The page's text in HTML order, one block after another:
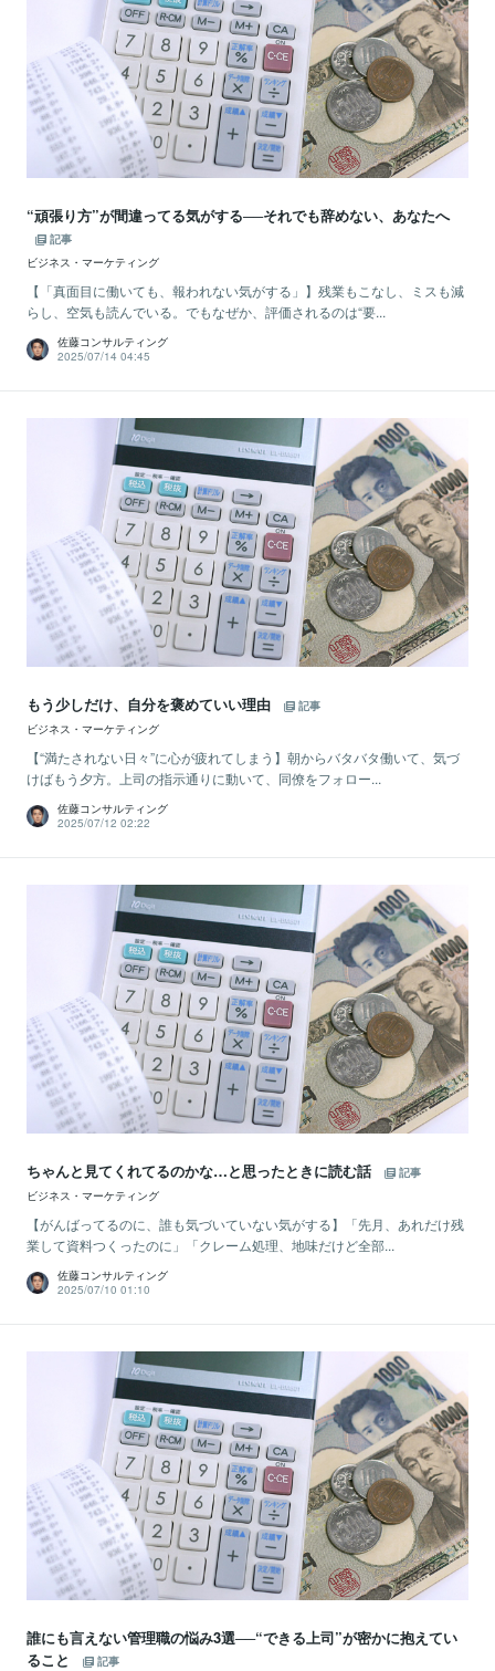
“頑張り方”が間違ってる気がする──それでも辞めない、あなたへ
記事
ビジネス・マーケティング
【「真面目に働いても、報われない気がする」】残業もこなし、ミスも減
らし、空気も読んでいる。でもなぜか、評価されるのは“要...
佐藤コンサルティング
2025/07/14 04:45
もう少しだけ、自分を褒めていい理由
記事
ビジネス・マーケティング
【“満たされない日々”に心が疲れてしまう】朝からバタバタ働いて、気づ
けばもう夕方。上司の指示通りに動いて、同僚をフォロー...
佐藤コンサルティング
2025/07/12 02:22
ちゃんと見てくれてるのかな…と思ったときに読む話
記事
ビジネス・マーケティング
【がんばってるのに、誰も気づいていない気がする】「先月、あれだけ残
業して資料つくったのに」「クレーム処理、地味だけど全部...
佐藤コンサルティング
2025/07/10 01:10
誰にも言えない管理職の悩み3選──“できる上司”が密かに抱えてい
ること
記事